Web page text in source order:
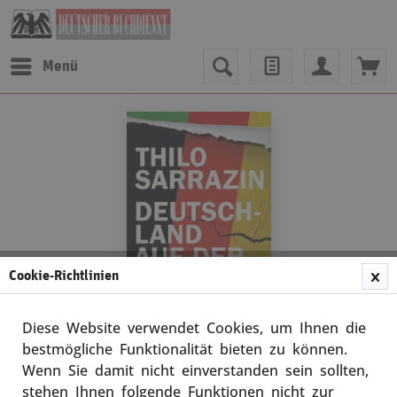
Menü
Thilo Sarrazin
Cookie-Richtlinien
Diese Website verwendet Cookies, um Ihnen die
bestmögliche Funktionalität bieten zu können.
Wenn Sie damit nicht einverstanden sein sollten,
stehen Ihnen folgende Funktionen nicht zur